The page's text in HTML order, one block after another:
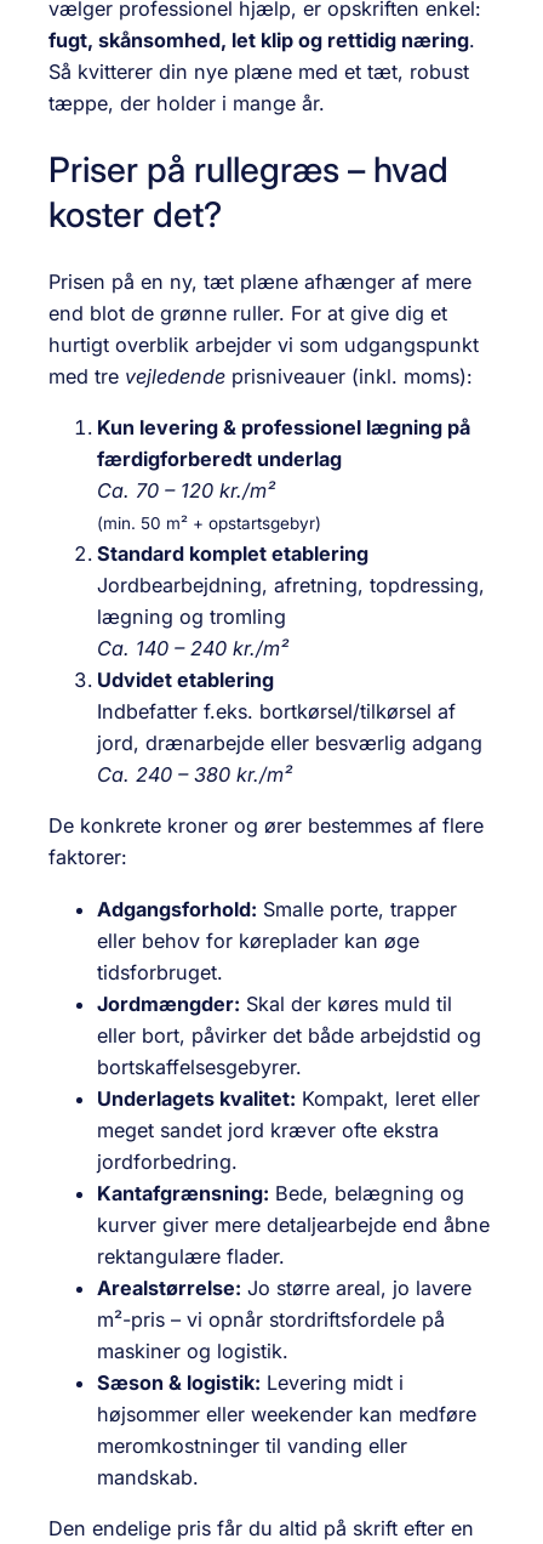
vælger professionel hjælp, er opskriften enkel:
fugt, skånsomhed, let klip og rettidig næring.
Så kvitterer din nye plæne med et tæt, robust
tæppe, der holder i mange år.
Priser på rullegræs – hvad
koster det?
Prisen på en ny, tæt plæne afhænger af mere
end blot de grønne ruller. For at give dig et
hurtigt overblik arbejder vi som udgangspunkt
med tre vejledende prisniveauer (inkl. moms):
Kun levering & professionel lægning på
færdig­forberedt underlag
Ca. 70 – 120 kr./m²
(min. 50 m² + opstartsgebyr)
Standard komplet etablering
Jordbearbejdning, afretning, topdressing,
lægning og tromling
Ca. 140 – 240 kr./m²
Udvidet etablering
Indbefatter f.eks. bortkørsel/tilkørsel af
jord, dræn­arbejde eller besværlig adgang
Ca. 240 – 380 kr./m²
De konkrete kroner og ører bestemmes af flere
faktorer:
Adgangsforhold: Smalle porte, trapper
eller behov for køreplader kan øge
tidsforbruget.
Jordmængder: Skal der køres muld til
eller bort, påvirker det både arbejdstid og
bortskaffelses­gebyrer.
Underlagets kvalitet: Kompakt, leret eller
meget sandet jord kræver ofte ekstra
jordforbedring.
Kantafgrænsning: Bede, belægning og
kurver giver mere detaljearbejde end åbne
rektangulære flader.
Arealstørrelse: Jo større areal, jo lavere
m²-pris – vi opnår stordriftsfordele på
maskiner og logistik.
Sæson & logistik: Levering midt i
højsommer eller weekender kan medføre
meromkostninger til vanding eller
mandskab.
Den endelige pris får du altid på skrift efter en